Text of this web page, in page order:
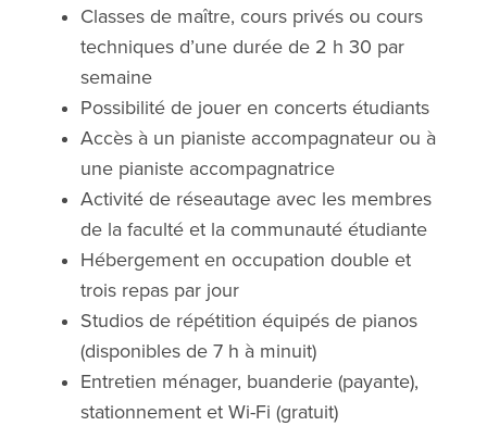
Classes de maître, cours privés ou cours
techniques d’une durée de 2 h 30 par
semaine
Possibilité de jouer en concerts étudiants
Accès à un pianiste accompagnateur ou à
une pianiste accompagnatrice
Activité de réseautage avec les membres
de la faculté et la communauté étudiante
Hébergement en occupation double et
trois repas par jour
Studios de répétition équipés de pianos
(disponibles de 7 h à minuit)
Entretien ménager, buanderie (payante),
stationnement et Wi-Fi (gratuit)